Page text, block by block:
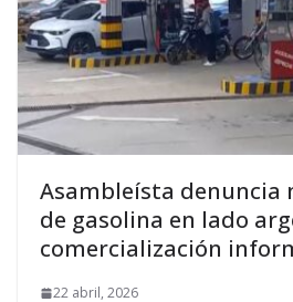
Asambleísta denuncia
de gasolina en lado
comercialización
22 abril, 2026